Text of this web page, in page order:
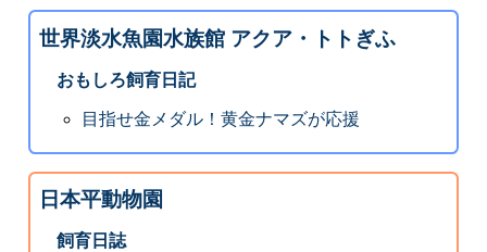
世界淡水魚園水族館 アクア・トトぎふ
おもしろ飼育日記
目指せ金メダル！黄金ナマズが応援
日本平動物園
飼育日誌